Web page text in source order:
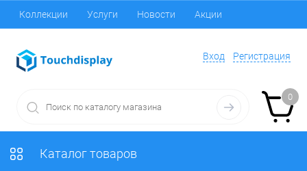
Коллекции Услуги Новости Акции
Вход Регистрация
0
Каталог товаров